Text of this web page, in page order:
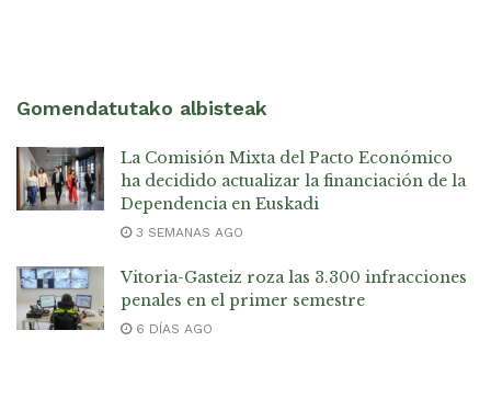
Gomendatutako albisteak
La Comisión Mixta del Pacto Económico
ha decidido actualizar la financiación de la
Dependencia en Euskadi
3 SEMANAS AGO
Vitoria-Gasteiz roza las 3.300 infracciones
penales en el primer semestre
6 DÍAS AGO